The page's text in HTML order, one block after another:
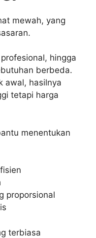
mewah, yang
hingga
berbeda.
awal, hasilnya
tetapi harga
menentukan
proporsional
terbiasa